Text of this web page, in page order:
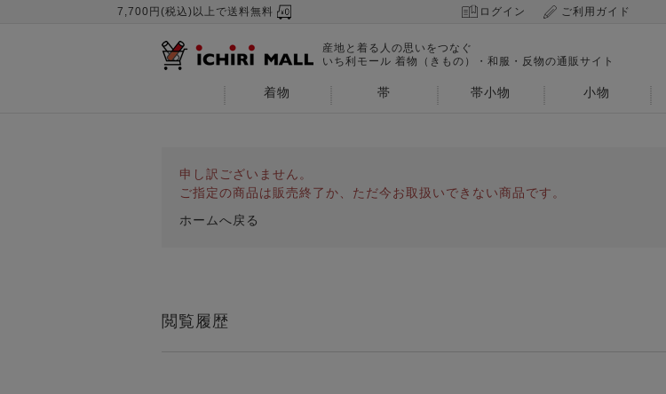
7,700円(税込)以上で送料無料 ログイン ご利用ガイド
産地と着る人の思いをつなぐ
いち利モール 着物（きもの）・和服・反物の通販サイト
着物 帯 帯小物 小物
申し訳ございません。
ご指定の商品は販売終了か、ただ今お取扱いできない商品です。
ホームへ戻る
閲覧履歴